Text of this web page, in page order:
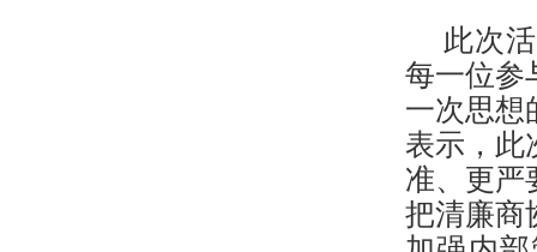
此次
每一位参
一次思想
表示，此
准、更严
把清廉商